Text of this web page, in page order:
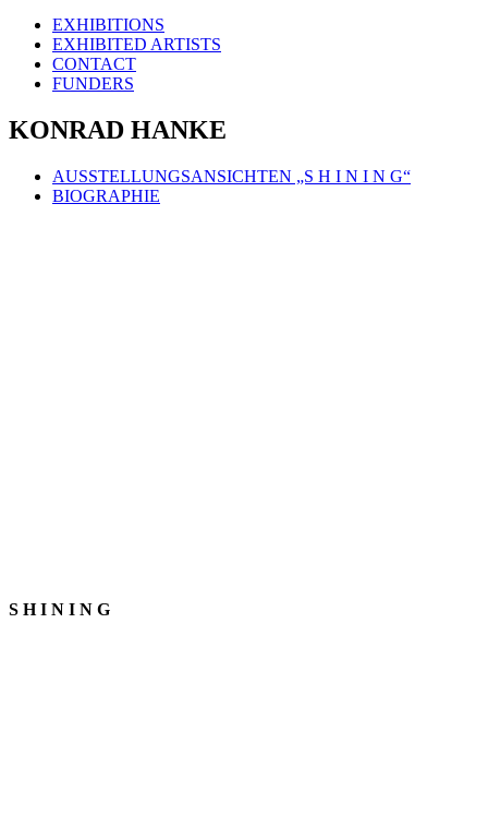
EXHIBITIONS
EXHIBITED ARTISTS
CONTACT
FUNDERS
KONRAD HANKE
AUSSTELLUNGSANSICHTEN „S H I N I N G“
BIOGRAPHIE
S H I N I N G